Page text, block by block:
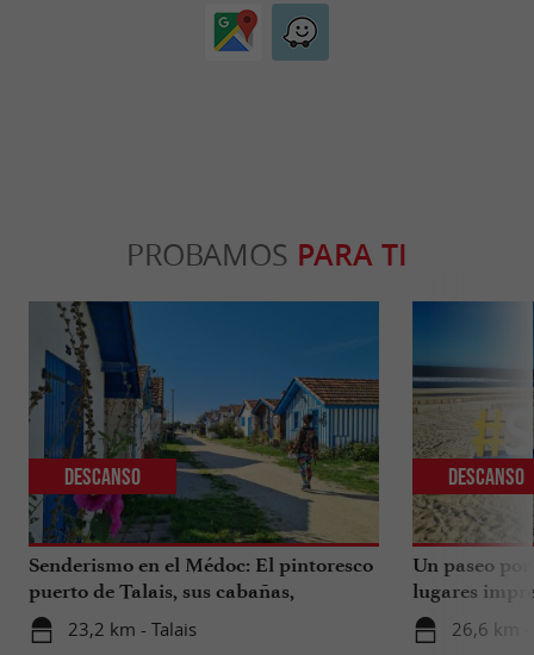
PROBAMOS PARA TI
Senderismo en el Médoc: El pintoresco
puerto de Talais, sus cabañas,
artesanos y ostras.
23,2 km - Talais
Descanso
Un paseo
lugares
26,6 km
Descanso